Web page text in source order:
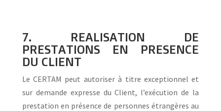
7. REALISATION DE
PRESTATIONS EN PRESENCE
DU CLIENT
Le CERTAM peut autoriser à titre exceptionnel et
sur demande expresse du Client, l’exécution de la
prestation en présence de personnes étrangères au